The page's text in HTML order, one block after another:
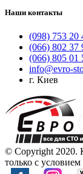
Наши контакты
(098) 753 20
(066) 802 37
(066) 805 01
info@evro-
г. Киев
© Copyright 2020.
только с